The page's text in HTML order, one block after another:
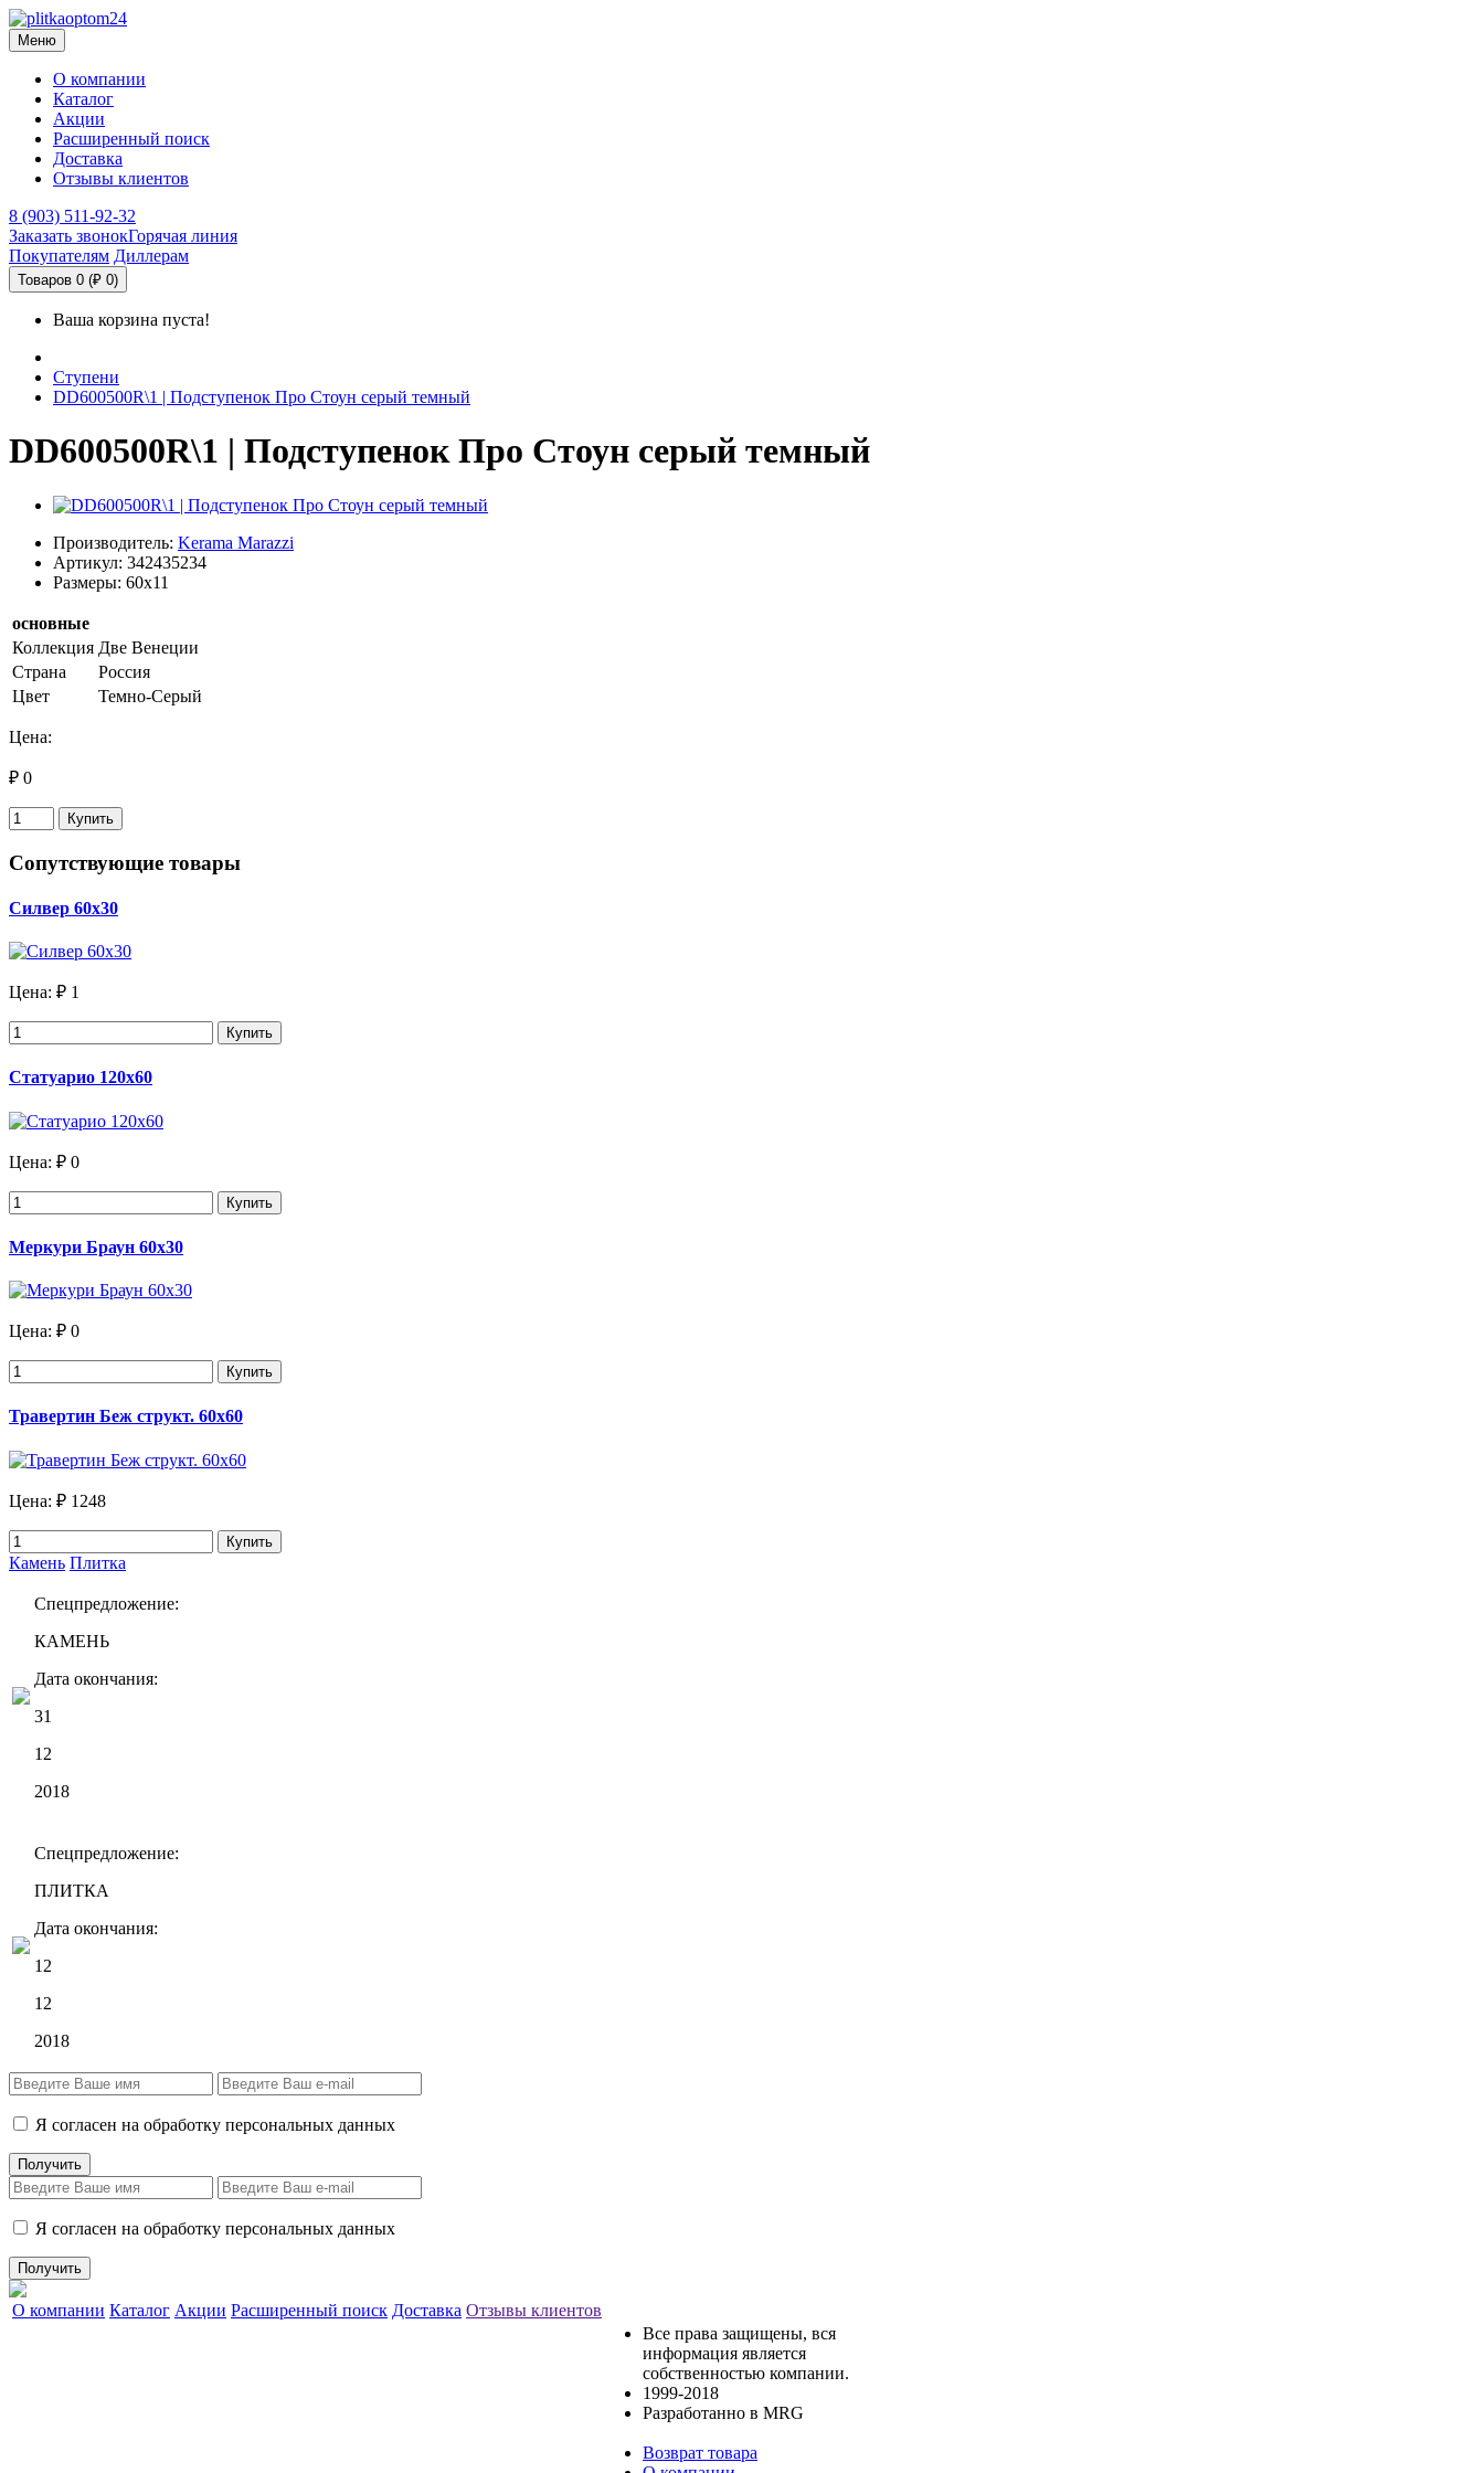
Меню
О компании
Каталог
Акции
Расширенный поиск
Доставка
Отзывы клиентов
8 (903) 511-92-32
Заказать звонокГорячая линия
Покупателям Диллерам
Товаров 0 (₽ 0)
Ваша корзина пуста!
Ступени
DD600500R\1 | Подступенок Про Стоун серый темный
DD600500R\1 | Подступенок Про Стоун серый темный
Производитель: Kerama Marazzi
Артикул: 342435234
Размеры: 60x11
основные
Коллекция Две Венеции
Страна
Россия
Цвет
Темно-Серый
Цена:
₽ 0
Купить
Сопутствующие товары
Силвер 60х30
Цена: ₽ 1
Купить
Статуарио 120х60
Цена: ₽ 0
Купить
Меркури Браун 60х30
Цена: ₽ 0
Купить
Травертин Беж структ. 60х60
Цена: ₽ 1248
Купить
Камень Плитка
Спецпредложение:
КАМЕНЬ
Дата окончания:
31
12
2018
Спецпредложение:
ПЛИТКА
Дата окончания:
12
12
2018
Я согласен на обработку персональных данных
Я согласен на обработку персональных данных
О компании Каталог Акции Расширенный поиск Доставка Отзывы клиентов
Все права защищены, вся
информация является
собственностью компании.
1999-2018
Разработанно в MRG
Возврат товара